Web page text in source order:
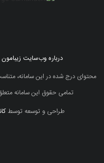
درباره وب‌سایت زیبامون
محتوای درج شده در این سامانه،
تمامی حقوق این سامانه
طراحی و توسعه توسط